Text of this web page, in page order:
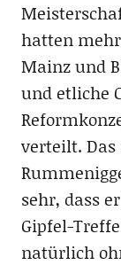
hatten
Mainz und
und etliche
verteilt.
sehr, dass
Gipfel-
natürlich